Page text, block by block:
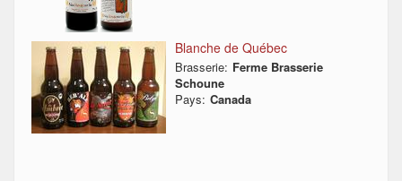
Blanche de Québec
Brasserie: Ferme Brasserie
Schoune
Pays: Canada